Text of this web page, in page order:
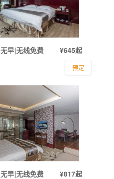
¥645起
无早|无线免费
预定
¥817起
无早|无线免费